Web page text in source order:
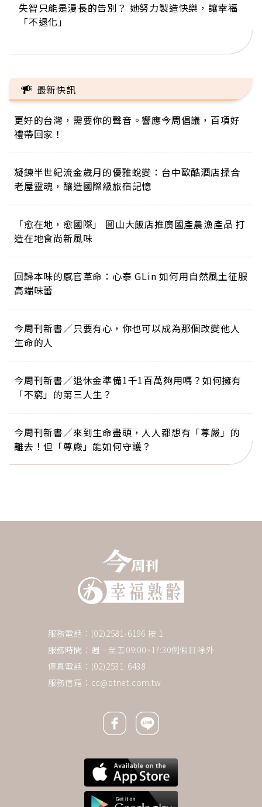
失智只能是漫長的告別？ 她努力製造快樂，讓幸福
「不退化」
來自剛果的巧克力神父 為台灣奉獻36年 「台灣是我
的家，我連作夢都講台語！」
63歲卸矽谷副總、搬回台灣找快樂！「蛋黃哥小
丑」走進安養院，逗樂上萬爺奶：退休後才開始真
104歲打破金氏世界紀錄 成為全球最年長羽球選
手，分享長壽的秘密原來是「這個」
事業巔峰他選擇追夢…黑手阿伯拉小提琴還登上小
巨蛋！連CNN都大讚！
最新快訊
更好的台灣，需要你的聲音。響應今周倡議，百項好
禮帶回家！
凝鍊半世紀流金歲月的優雅蛻變：台中歐酷酒店揉合
老屋靈魂，釀造國際級旅宿記憶
「愈在地，愈國際」 圓山大飯店推廣國產農漁產品 打
造在地食尚新風味
回歸本味的感官革命：心泰 GLin 如何用自然風土征服
高端味蕾
今周刊新書／只要有心，你也可以成為那個改變他人
生命的人
今周刊新書／退休金準備1千1百萬夠用嗎？如何擁有
「不窮」的第三人生？
今周刊新書／來到生命盡頭，人人都想有「尊嚴」的
離去！但「尊嚴」能如何守護？
服務電話：(02)2581-6196 按 1
服務時間：週一至五09:00~17:30例假日除外
傳真電話：(02)2531-6438
服務信箱： cc@btnet.com.tw
Facebook icon
Line icon